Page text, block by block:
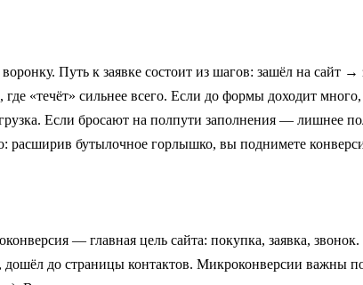
Путь к заявке состоит из шагов: зашёл на
«течёт» сильнее всего. Если до формы доходит
Если бросают на полпути заполнения — лишнее
расширив бутылочное горлышко, вы поднимете
— главная цель сайта: покупка, заявка,
дошёл до страницы контактов. Микроконверсии